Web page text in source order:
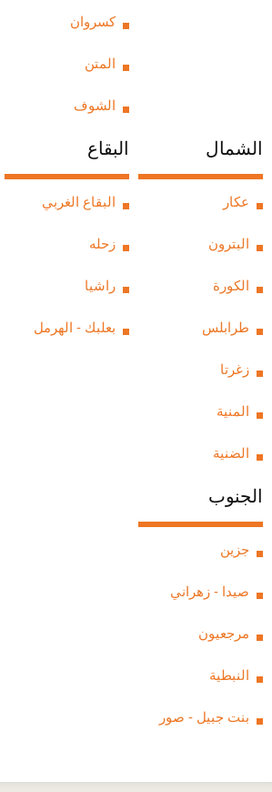
كسروان
المتن
الشوف
الشمال
عكار
البترون
الكورة
طرابلس
زغرتا
المنية
الضنية
البقاع
البقاع الغربي
زحله
راشيا
بعلبك - الهرمل
الجنوب
جزين
صيدا - زهراني
مرجعيون
النبطية
بنت جبيل - صور